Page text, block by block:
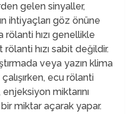
gelen sinyaller,
ihtiyaçları göz önüne
rölanti hızı genellikle
rölanti hızı sabit değildir.
veya yazın klima
ecu rölanti
miktarını
miktar açarak yapar.